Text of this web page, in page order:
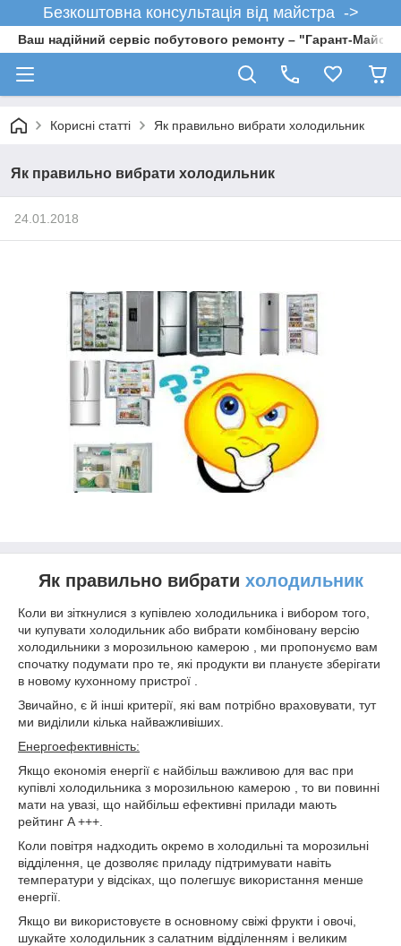
Безкоштовна консультація від майстра ->
Ваш надійний сервіс побутового ремонту – "Гарант-
Корисні статті Як правильно вибрати холодильник
Як правильно вибрати холодильник
24.01.2018
Як правильно вибрати холодильник
Коли ви зіткнулися з купівлею холодильника і вибором того,
чи купувати холодильник або вибрати комбіновану версію
холодильники з морозильною камерою , ми пропонуємо вам
спочатку подумати про те, які продукти ви плануєте зберігати
в новому кухонному пристрої .
Звичайно, є й інші критерії, які вам потрібно враховувати, тут
ми виділили кілька найважливіших.
Енергоефективність:
Якщо економія енергії є найбільш важливою для вас при
купівлі холодильника з морозильною камерою , то ви повинні
мати на увазі, що найбільш ефективні прилади мають
рейтинг A +++.
Коли повітря надходить окремо в холодильні та морозильні
відділення, це дозволяє приладу підтримувати навіть
температури у відсіках, що полегшує використання менше
енергії.
Якщо ви використовуєте в основному свіжі фрукти і овочі,
шукайте холодильник з салатним відділенням і великим